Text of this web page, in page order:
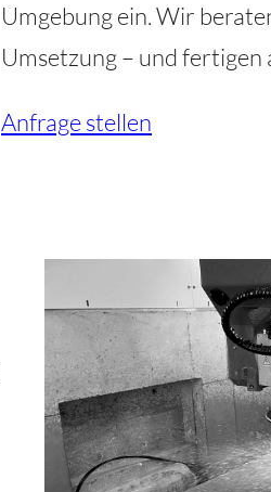
Umgebung ein. Wir
Umsetzung – und fertigen
Anfrage stellen